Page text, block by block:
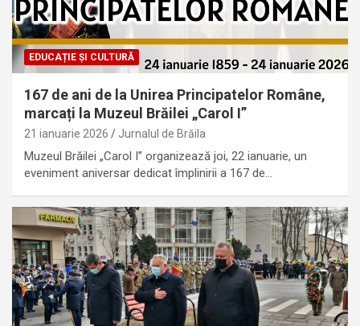
EDUCAȚIE ȘI CULTURĂ
167 de ani de la Unirea Principatelor Române,
marcați la Muzeul Brăilei „Carol I”
21 ianuarie 2026 Jurnalul de Brăila
Muzeul Brăilei „Carol I” organizează joi, 22 ianuarie, un
eveniment aniversar dedicat împlinirii a 167 de…